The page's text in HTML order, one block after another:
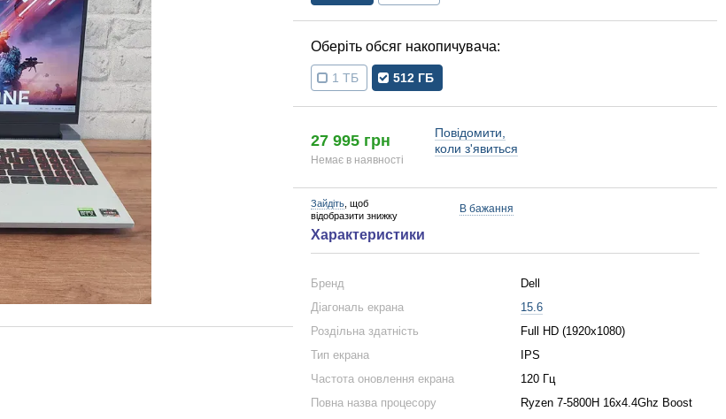
обсяг накопичувача
1 ТБ 512 ГБ
27 995 грн
Немає в наявності
Повідомити,
коли з'явиться
Зайдіть, щоб
відобразити знижку
В бажання
Характеристики
Бренд
Dell
Діагональ екрана
15.6
Роздільна здатність
Full HD (1920x1080)
Тип екрана
IPS
Частота оновлення екрана
120 Гц
Повна назва процесору
Ryzen 7-5800H 16x4.4Ghz Boost